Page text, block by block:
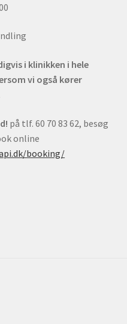
i klinikken i hele
vi også kører
på tlf. 60 70 83 62, besøg
online
booking/